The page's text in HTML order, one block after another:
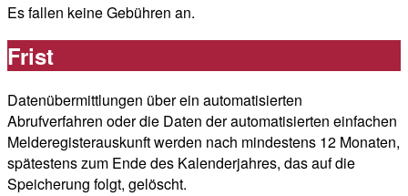
Es fallen keine Gebühren an.
Frist
Datenübermittlungen über ein automatisierten
Abrufverfahren oder die Daten der automatisierten einfachen
Melderegisterauskunft werden nach mindestens 12 Monaten,
spätestens zum Ende des Kalenderjahres, das auf die
Speicherung folgt, gelöscht.